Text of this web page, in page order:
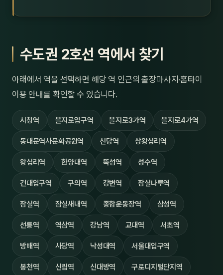
여성
수도권 2호선 역에서 찾기
아래에서 역을 선택하면 해당 역 인근의 출장마사지·홈타이
이용 안내를 확인할 수 있습니다.
시청역 을지로입구역 을지로3가역 을지로4가역
동대문역사문화공원역 신당역 상왕십리역
왕십리역 한양대역 뚝섬역 성수역
건대입구역 구의역 강변역 잠실나루역
잠실역 잠실새내역 종합운동장역 삼성역
선릉역 역삼역 강남역 교대역 서초역
방배역 사당역 낙성대역 서울대입구역
봉천역 신림역 신대방역 구로디지털단지역